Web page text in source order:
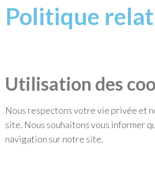
Politique
Utilisation des
Nous respectons votre vie privée et
site. Nous souhaitons vous informer
navigation sur notre site.